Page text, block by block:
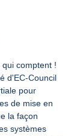
comptent !
d'EC-Council
pour
de mise en
la façon
systèmes